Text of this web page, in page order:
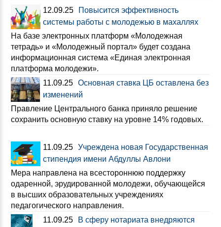
12.09.25
Повысится эффективность
системы работы с молодежью в махаллях
На базе электронных платформ «Молодежная
тетрадь» и «Молодежный портал» будет создана
информационная система «Единая электронная
платформа молодежи».
11.09.25 Основная ставка ЦБ оставлена без
изменений
Правление Центрального банка приняло решение
сохранить основную ставку на уровне 14% годовых.
11.09.25 Учреждена новая Государственная
стипендия имени Абдуллы Авлони
Мера направлена на всестороннюю поддержку
одаренной, эрудированной молодежи, обучающейся
в высших образовательных учреждениях
педагогического направления.
11.09.25
В сферу нотариата внедряются